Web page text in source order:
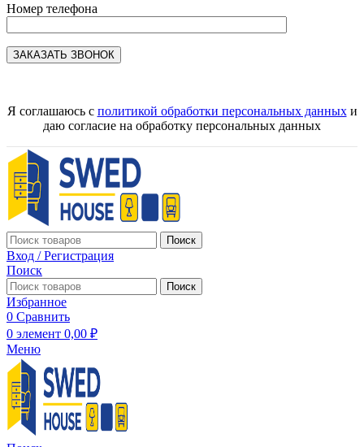
Номер телефона
Я соглашаюсь с политикой обработки персональных данныхи
даю согласие на обработку персональных данных
Поиск
Вход / Регистрация
Поиск
Поиск
Избранное
0 Сравнить
0 элемент 0,00 ₽
Меню